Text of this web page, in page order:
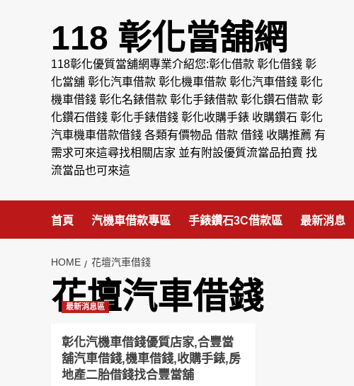
118 彰化當舖網
118彰化優質當舖網專業介紹您:彰化借款 彰化借錢 彰
化當舖 彰化汽車借款 彰化機車借款 彰化汽車借錢 彰化
機車借錢 彰化名錶借款 彰化手錶借款 彰化鑽石借款 彰
化鑽石借錢 彰化手錶借錢 彰化收購手錶 收購鑽石 彰化
汽車機車借款借錢 各類有價物品 借款 借錢 收購推薦 有
需求可來這尋找相關店家 並有附設優質流當品拍賣 找
流當品也可來這
首頁 汽機車借款專區 手錶鑽石3C借款區 最新消息
HOME 花壇汽車借錢
花壇汽車借錢
最新消息區
彰化汽機車借錢優質店家,合豐當
舖汽車借錢,機車借錢,收購手錶,房
地產二胎借錢找合豐當舖